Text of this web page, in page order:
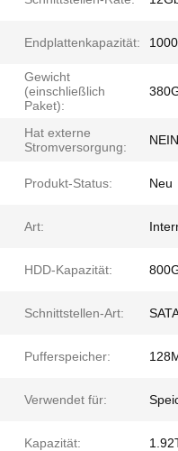
Endplattenkapazität:
Gewicht
(einschließlich
Paket):
Hat externe
Stromversorgung:
NEIN
Produkt-Status: Neu
Art:
HDD-Kapazität:
Schnittstellen-Art:
Pufferspeicher:
Verwendet für:
Kapazität: